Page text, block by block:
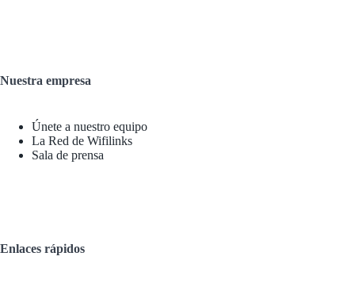
Nuestra empresa
Únete a nuestro equipo
La Red de Wifilinks
Sala de prensa
Enlaces rápidos